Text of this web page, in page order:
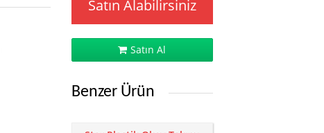
Satın Alabilirsiniz
Satın Al
Benzer Ürün